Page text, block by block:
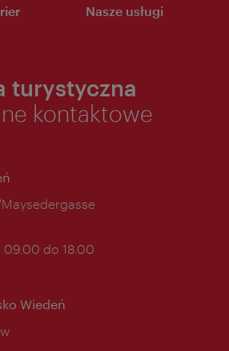
Nasze usługi
turystyczna
kontaktowe
do 18.00
Wiedeń